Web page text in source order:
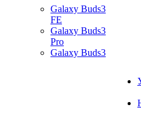
Galaxy Buds3
FE
Galaxy Buds3
Pro
Galaxy Buds3